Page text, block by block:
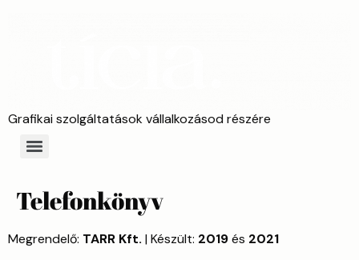
Grafikai szolgáltatások vállalkozásod részére
Telefonkönyv
Megrendelő: TARR Kft. | Készült: 2019és 2021